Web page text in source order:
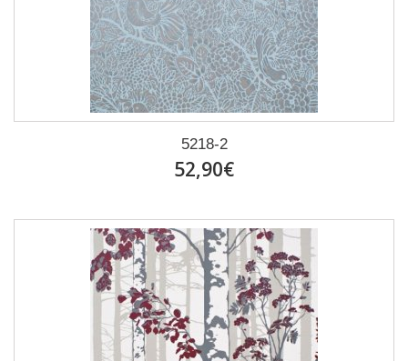
5218-2
52,90€